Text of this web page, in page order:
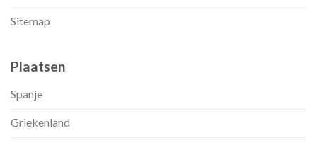
Sitemap
Plaatsen
Spanje
Griekenland